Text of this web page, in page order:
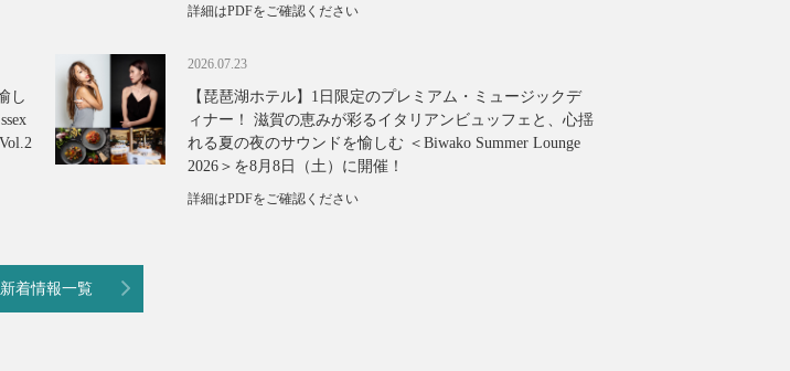
詳細はPDFをご確認ください
し
2026.07.23
【琵琶湖ホテル】1日限定のプレミアム・ミュージックデ
ィナー！ 滋賀の恵みが彩るイタリアンビュッフェと、心揺
れる夏の夜のサウンドを愉しむ ＜Biwako Summer Lounge
2026＞を8月8日（土）に開催！
詳細はPDFをご確認ください
新着情報一覧